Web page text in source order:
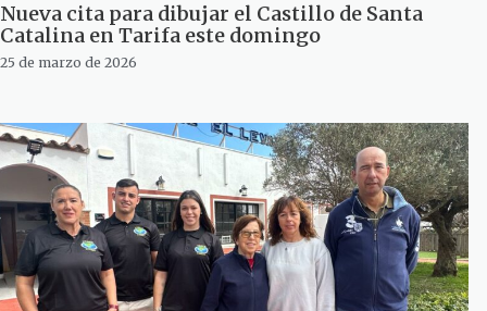
Nueva cita para dibujar el Castillo de Santa
Catalina en Tarifa este domingo
25 de marzo de 2026